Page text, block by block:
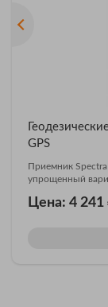
GPS
Приемник Spectra
упрощенный
Цена: 4 241